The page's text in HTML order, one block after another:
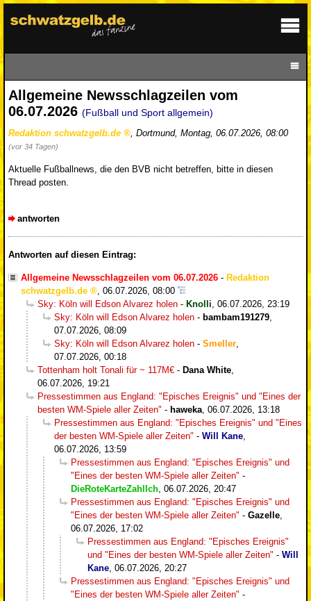
Allgemeine Newsschlagzeilen vom
06.07.2026 (Fußball und Sport allgemein)
Redaktion schwatzgelb.de , Dortmund, Montag, 06.07.2026, 08:00
(vor 34 Tagen)
Aktuelle Fußballnews, die den BVB nicht betreffen, bitte in diesen
Thread posten.
antworten
Antworten auf diesen Eintrag:
Allgemeine Newsschlagzeilen vom 06.07.2026 - Redaktion
schwatzgelb.de
, 06.07.2026, 08:00
Sky: Köln will Edson Alvarez holen - Knolli, 06.07.2026, 23:19
Sky: Köln will Edson Alvarez holen - bambam191279,
07.07.2026, 08:09
Sky: Köln will Edson Alvarez holen - Smeller,
07.07.2026, 00:18
Tottenham holt Tonali für ~ 117M€ - Dana White,
06.07.2026, 19:21
Pressestimmen aus England: "Episches Ereignis" und "Eines der
besten WM-Spiele aller Zeiten" - haweka, 06.07.2026, 13:18
Pressestimmen aus England: "Episches Ereignis" und "Eines
der besten WM-Spiele aller Zeiten" - Will Kane,
06.07.2026, 13:59
Pressestimmen aus England: "Episches Ereignis" und
"Eines der besten WM-Spiele aller Zeiten" -
DieRoteKarteZahlIch, 06.07.2026, 20:47
Pressestimmen aus England: "Episches Ereignis" und
"Eines der besten WM-Spiele aller Zeiten" - Gazelle,
06.07.2026, 17:02
Pressestimmen aus England: "Episches Ereignis"
und "Eines der besten WM-Spiele aller Zeiten" - Will
Kane, 06.07.2026, 20:27
Pressestimmen aus England: "Episches Ereignis" und
"Eines der besten WM-Spiele aller Zeiten" -